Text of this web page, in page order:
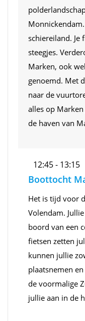
schiereiland. Je
steegjes.
Marken, ook
genoemd. Met
naar de
alles op
de haven van
12:45 - 13:15
Boottocht
Het is tijd voor
Volendam.
boord van een
fietsen zetten
kunnen jullie
plaatsnemen
de voormalige
jullie aan in de